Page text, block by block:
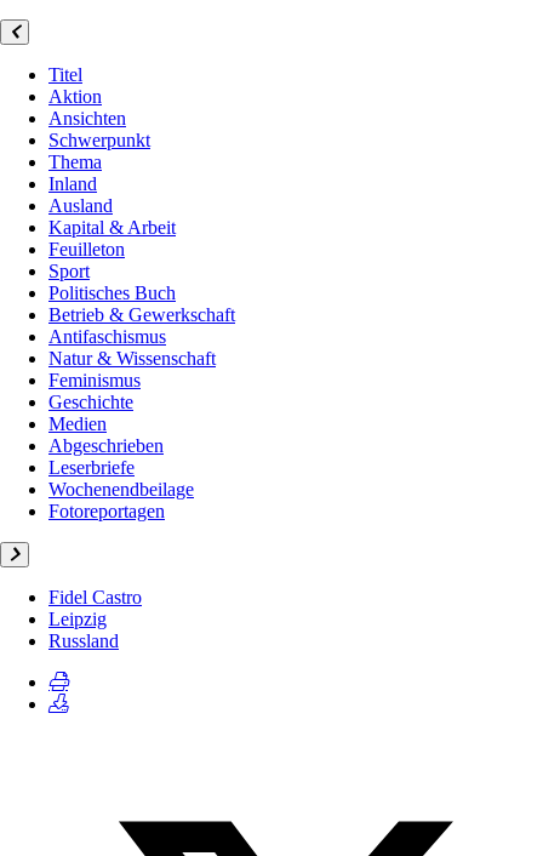
Titel
Aktion
Ansichten
Schwerpunkt
Thema
Inland
Ausland
Kapital & Arbeit
Feuilleton
Sport
Politisches Buch
Betrieb & Gewerkschaft
Antifaschismus
Natur & Wissenschaft
Feminismus
Geschichte
Medien
Abgeschrieben
Leserbriefe
Wochenendbeilage
Fotoreportagen
Fidel Castro
Leipzig
Russland